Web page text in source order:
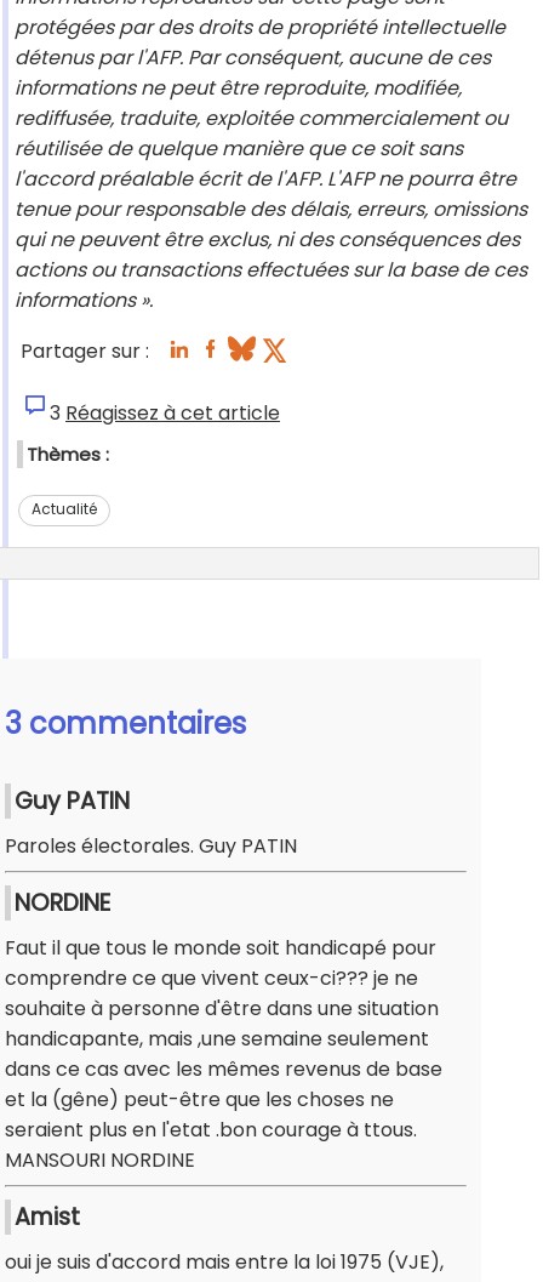
protégées par des droits de propriété intellectuelle
détenus par l'AFP. Par conséquent, aucune de ces
informations ne peut être reproduite, modifiée,
rediffusée, traduite, exploitée commercialement ou
réutilisée de quelque manière que ce soit sans
l'accord préalable écrit de l'AFP. L'AFP ne pourra être
tenue pour responsable des délais, erreurs, omissions
qui ne peuvent être exclus, ni des conséquences des
actions ou transactions effectuées sur la base de ces
informations ».
Partager sur :
3 Réagissez à cet article
Thèmes :
Actualité
3 commentaires
Guy PATIN
Paroles électorales. Guy PATIN
NORDINE
Faut il que tous le monde soit handicapé pour
comprendre ce que vivent ceux-ci??? je ne
souhaite à personne d'être dans une situation
handicapante, mais ,une semaine seulement
dans ce cas avec les mêmes revenus de base
et la (gêne) peut-être que les choses ne
seraient plus en l'etat .bon courage à ttous.
MANSOURI NORDINE
Amist
oui je suis d'accord mais entre la loi 1975 (VJE),